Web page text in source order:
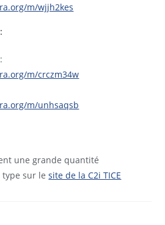
m/wjjh2kes
m/crczm34w
m/unhsaqsb
une grande quantité
type sur lesite de la C2i TICE